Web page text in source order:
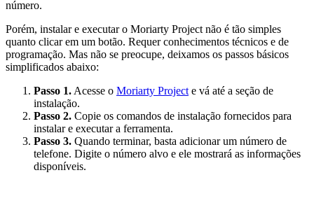
número.
Porém, instalar e executar o Moriarty Project não é tão simples
quanto clicar em um botão. Requer conhecimentos técnicos e de
programação. Mas não se preocupe, deixamos os passos básicos
simplificados abaixo:
Passo 1. Acesse o Moriarty Project e vá até a seção de
instalação.
Passo 2. Copie os comandos de instalação fornecidos para
instalar e executar a ferramenta.
Passo 3. Quando terminar, basta adicionar um número de
telefone. Digite o número alvo e ele mostrará as informações
disponíveis.